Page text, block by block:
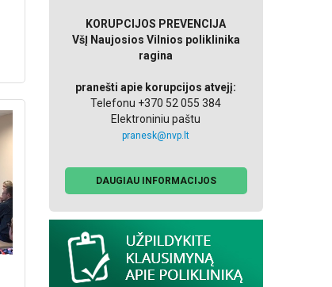
KORUPCIJOS PREVENCIJA
VšĮ Naujosios Vilnios poliklinika
ragina
pranešti apie korupcijos atvejį:
Telefonu +370 52 055 384
Elektroniniu paštu
pranesk@nvp.lt
DAUGIAU INFORMACIJOS